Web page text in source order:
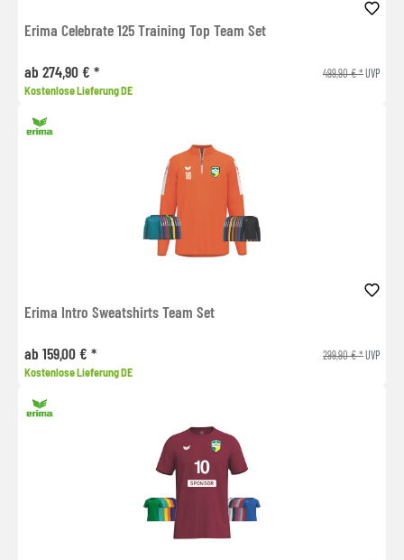
Erima Celebrate 125 Training Top Team Set
ab 274,90 € * 499,90 € *UVP
Kostenlose Lieferung DE
Erima Intro Sweatshirts Team Set
ab 159,00 € * 299,90 € *UVP
Kostenlose Lieferung DE